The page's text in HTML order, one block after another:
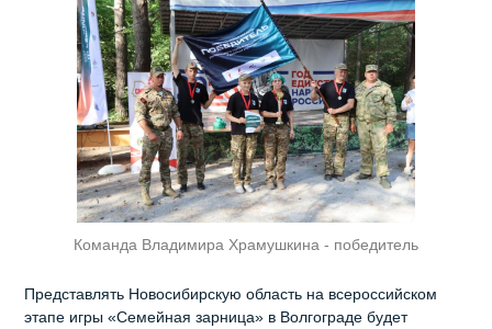
Команда Владимира Храмушкина - победитель
Представлять Новосибирскую область на всероссийском
этапе игры «Семейная зарница» в Волгограде будет